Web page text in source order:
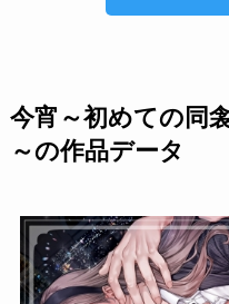
今宵～初めての同
～の作品データ